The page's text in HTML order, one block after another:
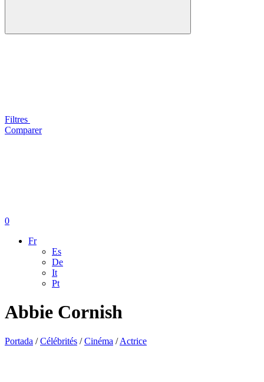
Filtres
Comparer
0
Fr
Es
De
It
Pt
Abbie Cornish
Portada /Célébrités /Cinéma /Actrice